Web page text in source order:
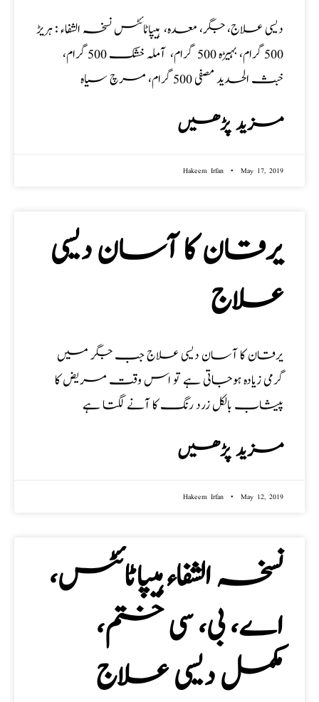
دیسی علاج، جگر، معدہ، ہیپاٹائٹس نسخہ الشفاء : ہریڑ
500 گرام، بہیڑہ 500 گرام، آملہ خشک 500 گرام،
خبث الحدید مصفی 500 گرام، مرچ سیاہ
مزید پڑھیں
Hakeem Irfan May 17, 2019
یرقان کا آسان دیسی
علاج
یرقان کا آسان دیسی علاج جب جگر میں
گرمی زیادہ ہوجاتی ہے تو اس وقت مریض کا
پیشاب بالکل زرد رنگ کا آنے لگتا ہے
مزید پڑھیں
Hakeem Irfan May 12, 2019
نسخہ الشفاء ہیپاٹائٹس،
اے، بی، سى ختم،
مکمل دیسی علاج